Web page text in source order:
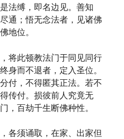
法缚，即名边见。善知
通；悟无念法者，见诸佛
地位。
将此顿教法门于同见同行
身而不退者，定入圣位。
付，不得匿其正法。若不
传付。损彼前人究竟无
，百劫千生断佛种性。
各须诵取，在家、出家但